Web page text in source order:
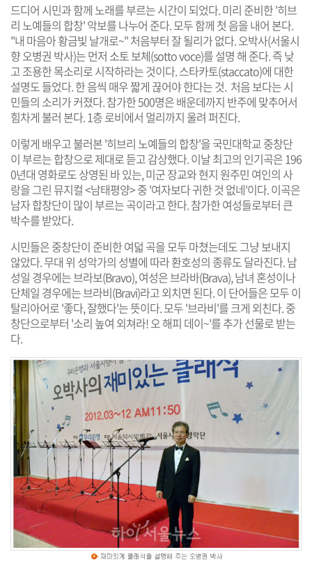
드디어 시민과 함께 노래를 부르는 시간이 되었다. 미리 준비한 '히브
리 노예들의 합창' 악보를 나누어 준다. 모두 함께 첫 음을 내어 본다.
"내 마음아 황금빛 날개로~" 처음부터 잘 될리가 없다. 오박사(서울시
향 오병권 박사)는 먼저 소토 보체(sotto voce)를 설명 해 준다. 즉 낮
고 조용한 목소리로 시작하라는 것이다. 스타카토(staccato)에 대한
설명도 들었다. 한 음씩 매우 짧게 끊어야 한다는 것. 처음 보다는 시
민들의 소리가 커졌다. 참가한 500명은 배운데까지 반주에 맞추어서
힘차게 불러 본다. 1층 로비에서 멀리까지 울려 퍼진다.
이렇게 배우고 불러본 '히브리 노예들의 합창'을 국민대학교 중창단
이 부르는 합창으로 제대로 듣고 감상했다. 이날 최고의 인기곡은 196
0년대 영화로도 상영된 바 있는, 미군 장교와 현지 원주민 여인의 사
랑을 그린 뮤지컬 <남태평양> 중 '여자보다 귀한 것 없네'이다. 이곡은
남자 합창단이 많이 부르는 곡이라고 한다. 참가한 여성들로부터 큰
박수를 받았다.
시민들은 중창단이 준비한 여덟 곡을 모두 마쳤는데도 그냥 보내지
않았다. 무대 위 성악가의 성별에 따라 환호성의 종류도 달라진다. 남
성일 경우에는 브라보(Bravo), 여성은 브라바(Brava), 남녀 혼성이나
단체일 경우에는 브라비(Bravi)라고 외치면 된다. 이 단어들은 모두 이
탈리아어로 '좋다, 잘했다'는 뜻이다. 모두 '브라비'를 크게 외친다. 중
창단으로부터 '소리 높여 외쳐라! 오 해피 데이~'를 추가 선물로 받는
다.